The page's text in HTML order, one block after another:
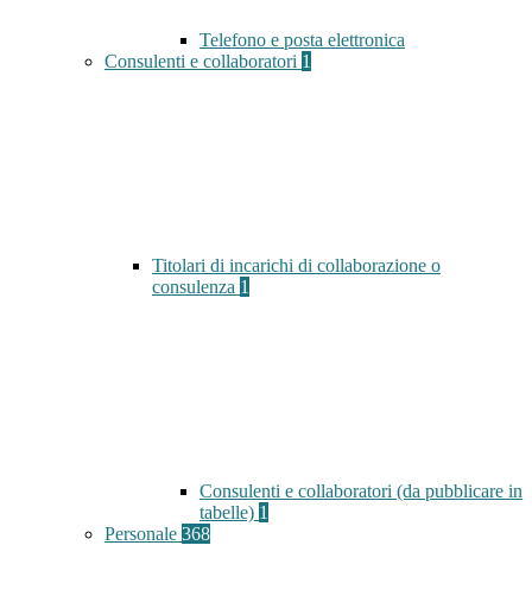
Telefono e posta elettronica
Consulenti e collaboratori 1
Titolari di incarichi di collaborazione o
consulenza 1
Consulenti e collaboratori (da pubblicare in
tabelle) 1
Personale 368